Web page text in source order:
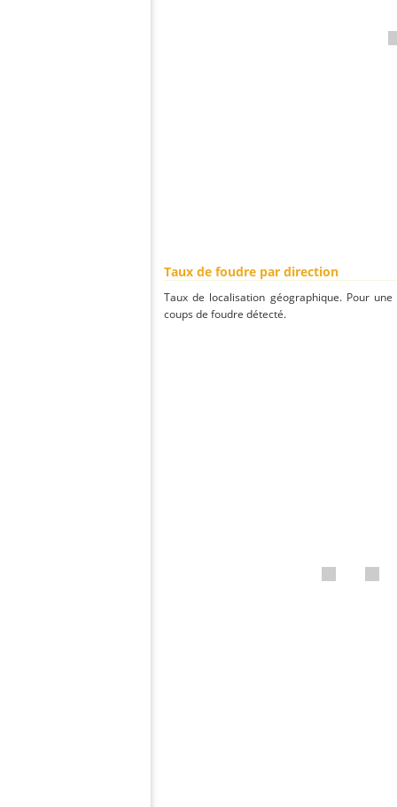
Taux de foudre par direction
Taux de localisation géographique. Pour
coups de foudre détecté.